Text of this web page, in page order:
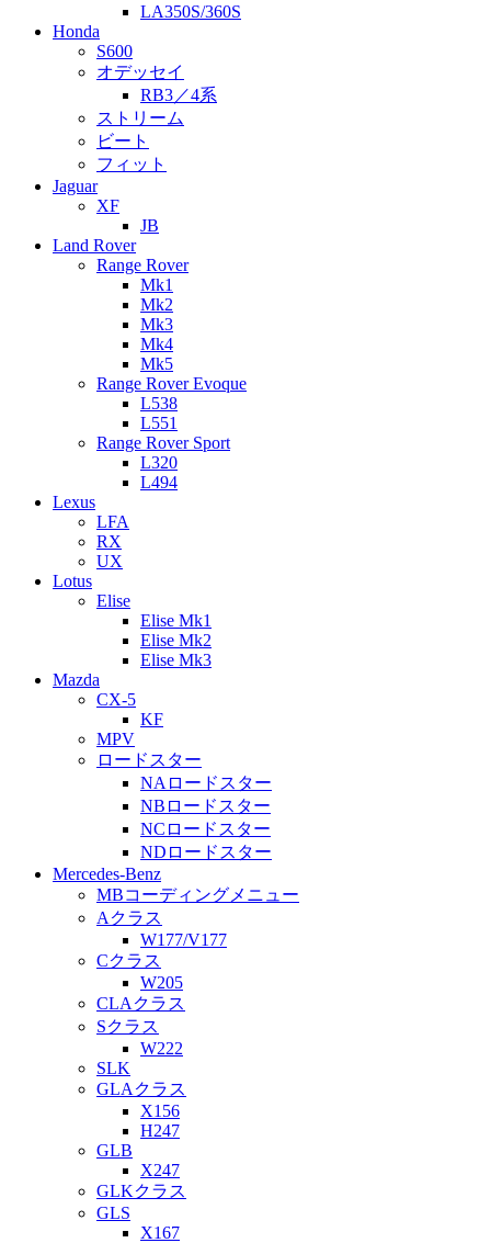
LA350S/360S
Honda
S600
オデッセイ
RB3／4系
ストリーム
ビート
フィット
Jaguar
XF
JB
Land Rover
Range Rover
Mk1
Mk2
Mk3
Mk4
Mk5
Range Rover Evoque
L538
L551
Range Rover Sport
L320
L494
Lexus
LFA
RX
UX
Lotus
Elise
Elise Mk1
Elise Mk2
Elise Mk3
Mazda
CX-5
KF
MPV
ロードスター
NAロードスター
NBロードスター
NCロードスター
NDロードスター
Mercedes-Benz
MBコーディングメニュー
Aクラス
W177/V177
Cクラス
W205
CLAクラス
Sクラス
W222
SLK
GLAクラス
X156
H247
GLB
X247
GLKクラス
GLS
X167